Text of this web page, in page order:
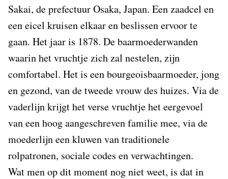
Sakai, de prefectuur Osaka, Japan. Een zaadcel en
een eicel kruisen elkaar en beslissen ervoor te
gaan. Het jaar is 1878. De baarmoederwanden
waarin het vruchtje zich zal nestelen, zijn
comfortabel. Het is een bourgeoisbaarmoeder, jong
en gezond, van de tweede vrouw des huizes. Via de
vaderlijn krijgt het verse vruchtje het eergevoel
van een hoog aangeschreven familie mee, via de
moederlijn een kluwen van traditionele
rolpatronen, sociale codes en verwachtingen.
Wat men op dit moment nog niet weet, is dat in